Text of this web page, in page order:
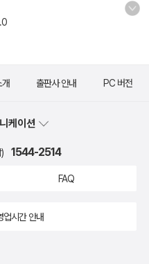
출판사 안내 PC 버전
케이션
1544-2514
FAQ
업시간 안내